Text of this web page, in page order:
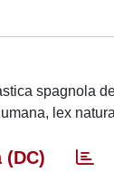
spagnola
lex
(DC)